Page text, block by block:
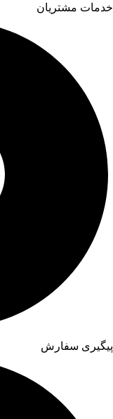
خدمات مشتریان
پیگیری سفارش